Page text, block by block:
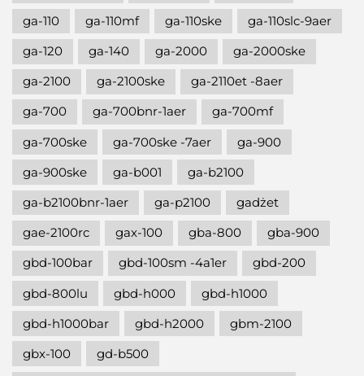
ga-110 ga-110mf ga-110ske
ga-110slc-9aer
ga-120
ga-140 ga-2000
ga-2000ske
ga-2100
ga-2100ske
ga-2110et -8aer
ga-700
ga-700bnr-1aer
ga-700mf
ga-700ske
ga-700ske -7aer
ga-900
ga-900ske
ga-b001
ga-b2100
ga-b2100bnr-1aer
ga-p2100
gadżet
gae-2100rc
gax-100 gba-800
gba-900
gbd-100bar
gbd-100sm -4a1er
gbd-200
gbd-800lu
gbd-h000
gbd-h1000
gbd-h1000bar
gbd-h2000
gbm-2100
gbx-100
gd-b500